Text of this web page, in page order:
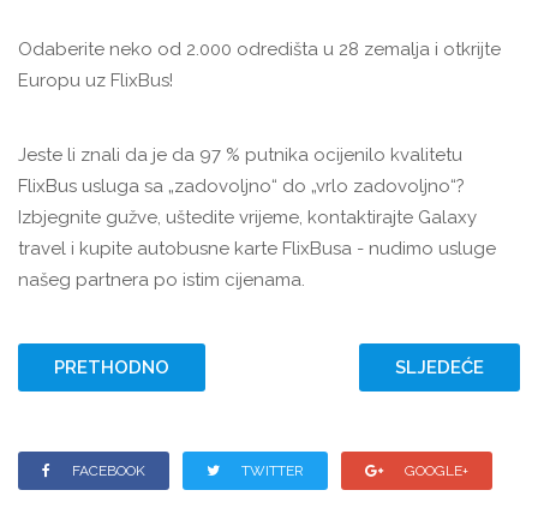
Odaberite neko od 2.000 odredišta u 28 zemalja i otkrijte
Europu uz FlixBus!
Jeste li znali da je da 97 % putnika ocijenilo kvalitetu
FlixBus usluga sa „zadovoljno“ do „vrlo zadovoljno“?
Izbjegnite gužve, uštedite vrijeme, kontaktirajte Galaxy
travel i kupite autobusne karte FlixBusa - nudimo usluge
našeg partnera po istim cijenama.
PRETHODNO SLJEDEĆE
FACEBOOK TWITTER GOOGLE+